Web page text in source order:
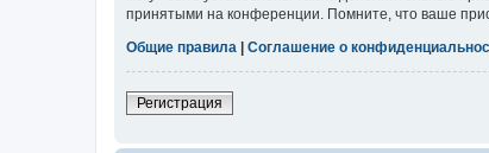
принятыми на конференции. Помните, что ваше
Общие правила
Соглашение о
Регистрация